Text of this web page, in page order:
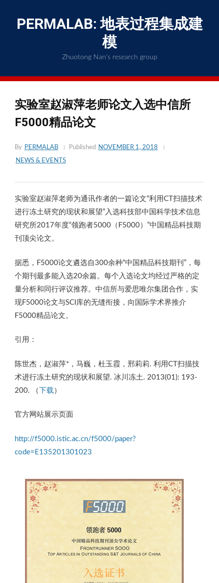
to
content
PERMALAB: 地表过程集成建
模
Zhuotong Nan's research group
实验室赵淑萍老师论文入选中信所
F5000精品论文
By PERMALAB Published NOVEMBER 1, 2018
NEWS & EVENTS
实验室赵淑萍老师为通讯作者的一篇论文“利用CT扫描技术
进行冻土研究的现状和展望”入选科技部中国科学技术信息
研究所2017年度“领跑者5000（F5000）”中国精品科技期
刊顶尖论文。
据悉，F5000论文遴选自300余种“中国精品科技期刊”，每
个期刊最多能入选20余篇。每个入选论文均经过严格的定
量分析和同行评议推荐。中信所与爱思唯尔集团合作，实
现F5000论文与SCI库的无缝衔接，向国际学术界推介
F5000精品论文。
引用：
陈世杰，赵淑萍*，马巍，杜玉霞，邢莉莉. 利用CT扫描技
术进行冻土研究的现状和展望. 冰川冻土. 2013(01): 193-
200. （下载 ）
官方网站展示页面
http://f5000.istic.ac.cn/f5000/paper?
code=E135201301023